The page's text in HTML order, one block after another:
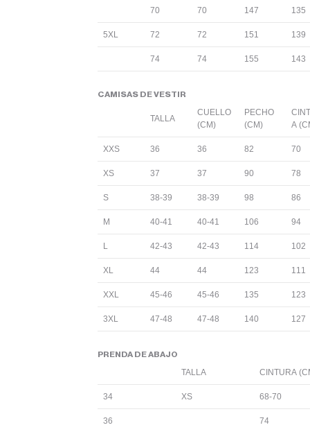
70 70 147 135
5XL 72 72 151 139
74 74 155 143
CAMISAS DE VESTIR
TALLA
CUELLO
(CM)
PECHO
(CM)
A
XXS 36 36 82 70
XS 37 37 90 78
S 38-39 38-39 98 86
M 40-41 40-41 106 94
L 42-43 42-43 114 102
XL 44 44 123 111
XXL 45-46 45-46 135 123
3XL 47-48 47-48 140 127
PRENDA DE ABAJO
TALLA CINTURA
34 XS 68-70
36 74